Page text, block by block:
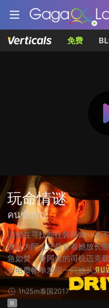
免费
玩命情谜
คนขับรถ
洁德在寻找前往韩国却一去
友认为阿太只是背着她放长
急如焚，要阿太的司机迈克
张电费帐单发现一间她从未
1h25m泰国2017
限